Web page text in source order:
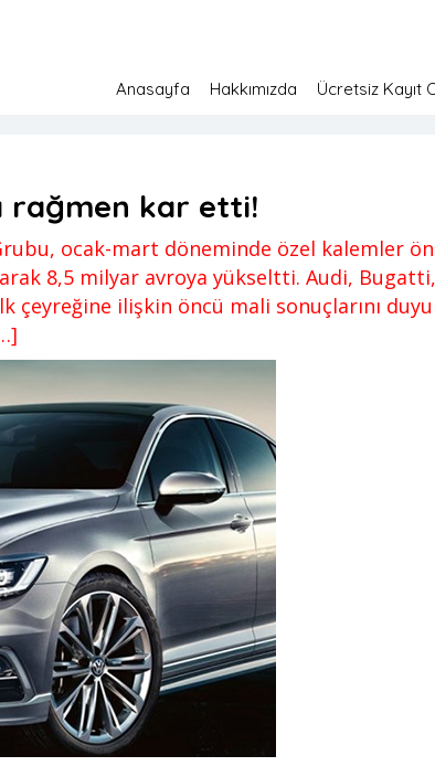
Anasayfa Hakkımızda Ücretsiz Kayıt
rağmen kar etti!
ocak-mart döneminde özel kalemler
8,5 milyar avroya yükseltti. Audi,
çeyreğine ilişkin öncü mali sonuçlarını